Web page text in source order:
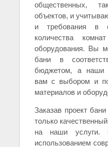
общественных,
объектов, и
и требования в
количества
оборудования. Вы
бани в
бюджетом, а наши
вам с выбором и
материалов и
Заказав проект
только
на наши
использованием